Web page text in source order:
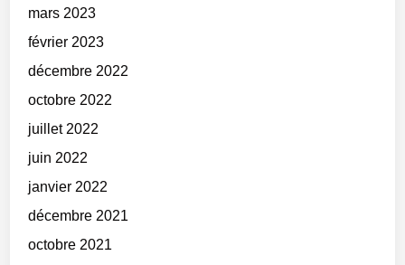
mars 2023
février 2023
décembre 2022
octobre 2022
juillet 2022
juin 2022
janvier 2022
décembre 2021
octobre 2021